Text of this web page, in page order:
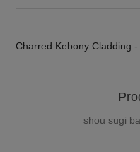
Charred Kebony Cladding
shou sugi